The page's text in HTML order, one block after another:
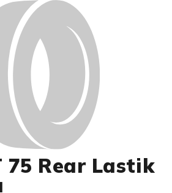
75 Rear Lastik